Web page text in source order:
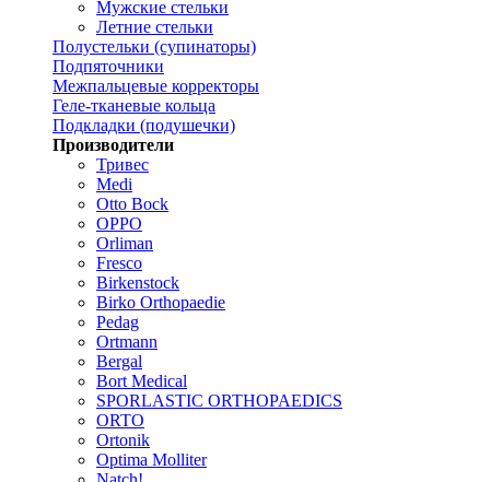
Мужские стельки
Летние стельки
Полустельки (супинаторы)
Подпяточники
Межпальцевые корректоры
Геле-тканевые кольца
Подкладки (подушечки)
Производители
Тривес
Medi
Otto Bock
OPPO
Orliman
Fresco
Birkenstock
Birko Orthopaedie
Pedag
Ortmann
Bergal
Bort Medical
SPORLASTIC ORTHOPAEDICS
ORTO
Ortonik
Optima Molliter